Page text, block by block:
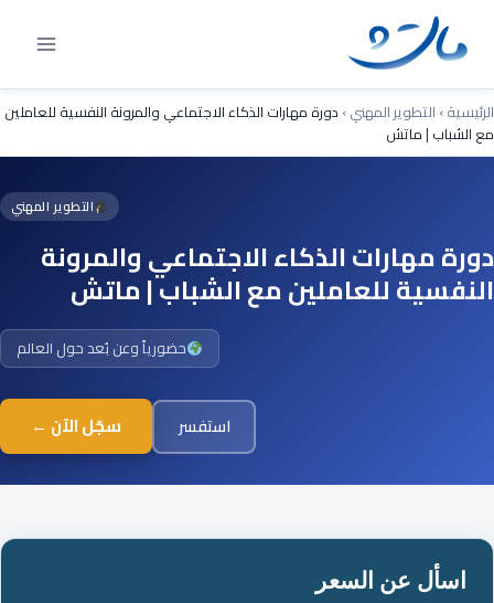
content
الرئيسية› التطوير المهني› دورة مهارات الذكاء الاجتماعي والمرونة النفسية للعاملين
مع الشباب | ماتش
التطوير المهني
دورة مهارات الذكاء الاجتماعي والمرونة
النفسية للعاملين مع الشباب | ماتش
حضورياً وعن بُعد حول العالم
سجّل الآن ← استفسر
اسأل عن السعر